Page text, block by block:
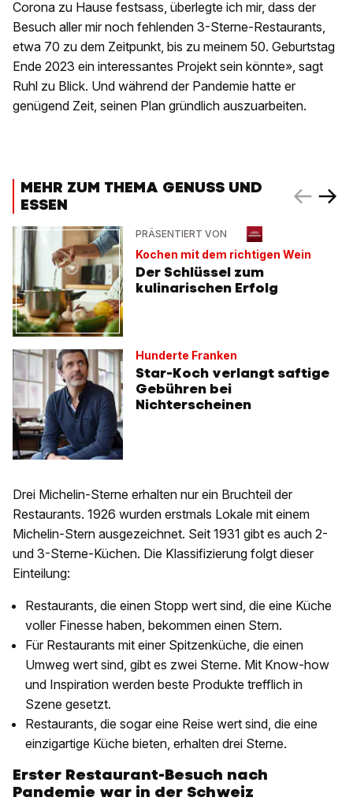
Corona zu Hause festsass, überlegte ich mir, dass der
Besuch aller mir noch fehlenden 3-Sterne-Restaurants,
etwa 70 zu dem Zeitpunkt, bis zu meinem 50. Geburtstag
Ende 2023 ein interessantes Projekt sein könnte», sagt
Ruhl zu Blick. Und während der Pandemie hatte er
genügend Zeit, seinen Plan gründlich auszuarbeiten.
MEHR ZUM THEMA GENUSS UND
ESSEN
PRÄSENTIERT VON
Kochen mit dem richtigen Wein
Der Schlüssel zum
kulinarischen Erfolg
Hunderte Franken
Star-Koch verlangt saftige
Gebühren bei
Nichterscheinen
Drei Michelin-Sterne erhalten nur ein Bruchteil der
Restaurants. 1926 wurden erstmals Lokale mit einem
Michelin-Stern ausgezeichnet. Seit 1931 gibt es auch 2-
und 3-Sterne-Küchen. Die Klassifizierung folgt dieser
Einteilung:
Restaurants, die einen Stopp wert sind, die eine Küche
voller Finesse haben, bekommen einen Stern.
Für Restaurants mit einer Spitzenküche, die einen
Umweg wert sind, gibt es zwei Sterne. Mit Know-how
und Inspiration werden beste Produkte trefflich in
Szene gesetzt.
Restaurants, die sogar eine Reise wert sind, die eine
einzigartige Küche bieten, erhalten drei Sterne.
Erster Restaurant-Besuch nach
Pandemie war in der Schweiz